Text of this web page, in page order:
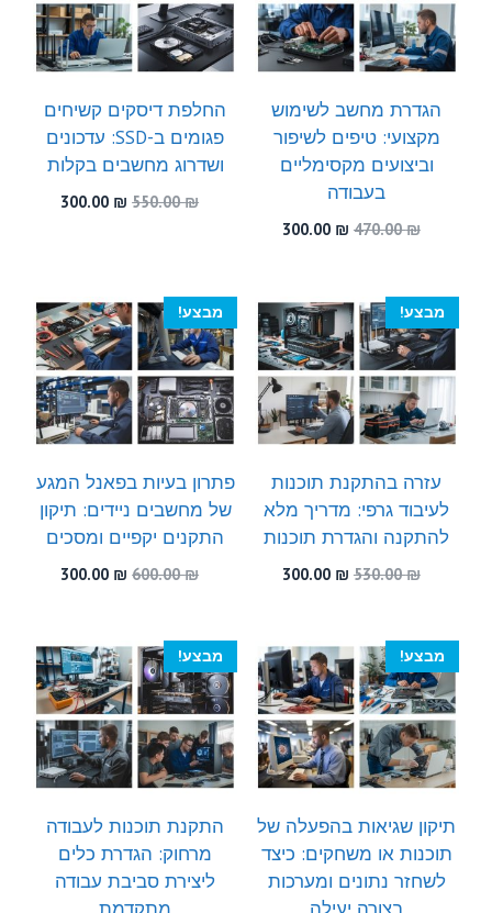
הגדרת מחשב לשימוש
מקצועי: טיפים לשיפור
וביצועים מקסימליים
בעבודה
470.00₪
המחיר
470.00 ₪.
300.00 ₪
300.00 ₪.
החלפת דיסקים קשיחים
פגומים ב-SSD: עדכונים
ושדרוג מחשבים בקלות
550.00₪
המחיר
300.00 ₪
המחיר
מבצע!
עזרה בהתקנת תוכנות
לעיבוד גרפי: מדריך מלא
להתקנה והגדרת תוכנות
530.00₪
המחיר
530.00 ₪.
300.00 ₪
300.00 ₪.
מבצע!
פתרון בעיות בפאנל המגע
של מחשבים ניידים: תיקון
התקנים יקפיים ומסכים
600.00₪
המחיר
600.00 ₪.
300.00 ₪
המחיר
300.00 ₪.
מבצע!
תיקון שגיאות בהפעלה של
תוכנות או משחקים: כיצד
לשחזר נתונים ומערכות
מבצע!
התקנת תוכנות לעבודה
מרחוק: הגדרת כלים
ליצירת סביבת עבודה